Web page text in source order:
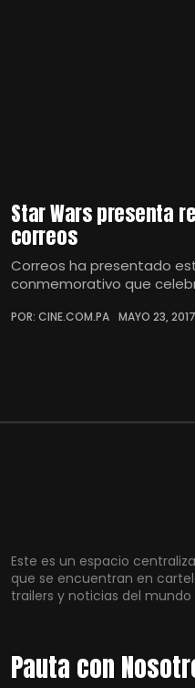
Star Wars presenta
correos
Correos ha presentado
conmemorativo que
POR: CINE.COM.PA MAYO 23, 2017
Este es un espacio
que se encuentran en
trailers y noticias del mundo
Pauta con